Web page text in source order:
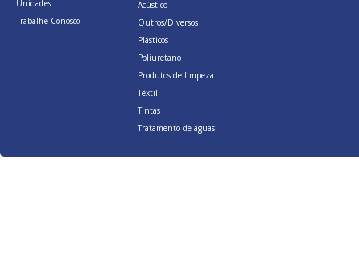
Unidades
Trabalhe Conosco
Acústico
Outros/Diversos
Plásticos
Poliuretano
Produtos de limpeza
Têxtil
Tintas
Tratamento de águas